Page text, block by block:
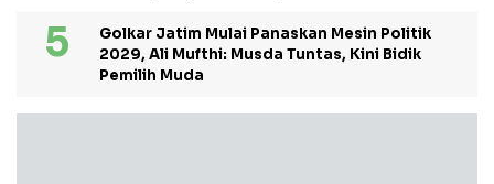
Golkar Jatim Mulai Panaskan Mesin Politik
2029, Ali Mufthi: Musda Tuntas, Kini Bidik
Pemilih Muda